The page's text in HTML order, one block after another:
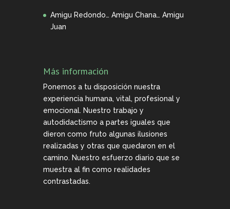
Amigu Redondo… Amigu Chana… Amigu
Juan
Más información
Ponemos a tu disposición nuestra
experiencia humana, vital, profesional y
emocional. Nuestro trabajo y
autodidactismo a partes iguales que
dieron como fruto algunas ilusiones
realizadas y otras que quedaron en el
camino. Nuestro esfuerzo diario que se
muestra al fin como realidades
contrastadas.